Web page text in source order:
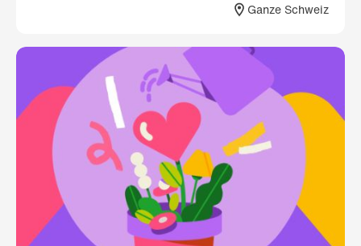
Ganze Schweiz